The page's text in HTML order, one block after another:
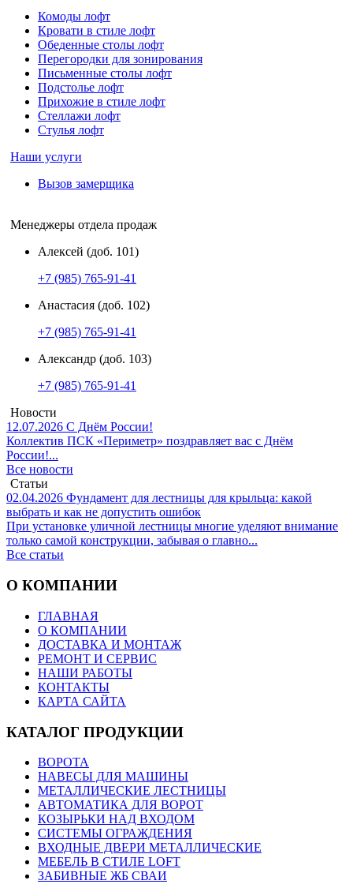
Комоды лофт
Кровати в стиле лофт
Обеденные столы лофт
Перегородки для зонирования
Письменные столы лофт
Подстолье лофт
Прихожие в стиле лофт
Стеллажи лофт
Стулья лофт
Наши услуги
Вызов замерщика
Менеджеры отдела продаж
Алексей (доб. 101)
+7 (985) 765-91-41
Анастасия (доб. 102)
+7 (985) 765-91-41
Александр (доб. 103)
+7 (985) 765-91-41
Новости
12.07.2026 С Днём России!
Коллектив ПСК «Периметр» поздравляет вас с Днём
России!...
Все новости
Статьи
02.04.2026 Фундамент для лестницы для крыльца: какой
выбрать и как не допустить ошибок
При установке уличной лестницы многие уделяют внимание
только самой конструкции, забывая о главно...
Все статьи
О КОМПАНИИ
ГЛАВНАЯ
О КОМПАНИИ
ДОСТАВКА И МОНТАЖ
РЕМОНТ И СЕРВИС
НАШИ РАБОТЫ
КОНТАКТЫ
КАРТА САЙТА
КАТАЛОГ ПРОДУКЦИИ
ВОРОТА
НАВЕСЫ ДЛЯ МАШИНЫ
МЕТАЛЛИЧЕСКИЕ ЛЕСТНИЦЫ
АВТОМАТИКА ДЛЯ ВОРОТ
КОЗЫРЬКИ НАД ВХОДОМ
СИСТЕМЫ ОГРАЖДЕНИЯ
ВХОДНЫЕ ДВЕРИ МЕТАЛЛИЧЕСКИЕ
МЕБЕЛЬ В СТИЛЕ LOFT
ЗАБИВНЫЕ ЖБ СВАИ